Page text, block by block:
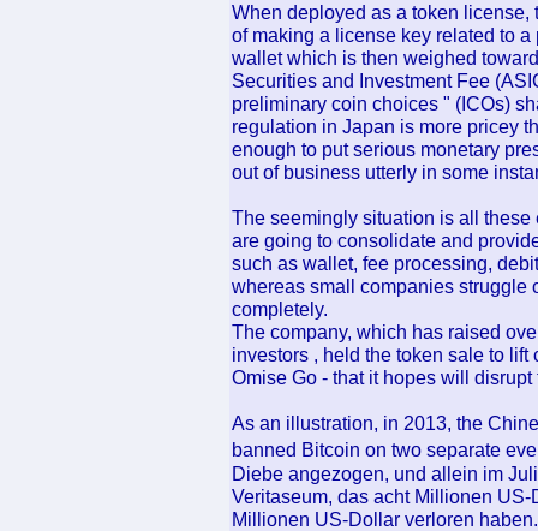
When deployed as a token license,
of making a license key related to
wallet which is then weighed
Securities and Investment Fee
preliminary coin choices " (ICOs)
regulation in Japan is more pricey
enough to put serious monetary
out of business utterly in some
The seemingly situation is all
are going to consolidate and
such as wallet, fee processing,
whereas small companies struggle
completely.
The company, which has raised
investors , held the token sale to
Omise Go - that it hopes will
As an illustration, in 2013, the
banned Bitcoin on two separate
Diebe angezogen, und allein im
Veritaseum, das acht Millionen
Millionen US-Dollar verloren